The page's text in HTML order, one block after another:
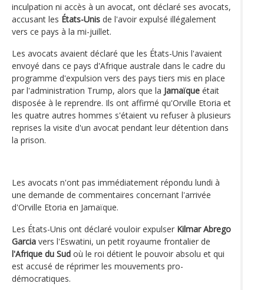
inculpation ni accès à un avocat, ont déclaré ses avocats,
accusant les États-Unis de l'avoir expulsé illégalement
vers ce pays à la mi-juillet.
Les avocats avaient déclaré que les États-Unis l'avaient
envoyé dans ce pays d'Afrique australe dans le cadre du
programme d'expulsion vers des pays tiers mis en place
par l'administration Trump, alors que la Jamaïque était
disposée à le reprendre. Ils ont affirmé qu'Orville Etoria et
les quatre autres hommes s'étaient vu refuser à plusieurs
reprises la visite d'un avocat pendant leur détention dans
la prison.
Les avocats n'ont pas immédiatement répondu lundi à
une demande de commentaires concernant l'arrivée
d'Orville Etoria en Jamaïque.
Les États-Unis ont déclaré vouloir expulser Kilmar Abrego
Garcia vers l'Eswatini, un petit royaume frontalier de
l'Afrique du Sud où le roi détient le pouvoir absolu et qui
est accusé de réprimer les mouvements pro-
démocratiques.